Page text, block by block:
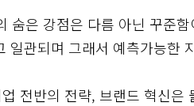
숨은 강점은 다름 아닌 꾸준
관되며 그래서 예측가능한
전반의 전략, 브랜드 혁신은